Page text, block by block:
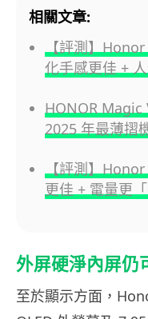
相關文章:
【評測】
化手感更佳 +
HONOR Magic
2025 年最薄摺
【評測】
更佳 + 電量更
外屏硬淨內屏仍
至於顯示方面，